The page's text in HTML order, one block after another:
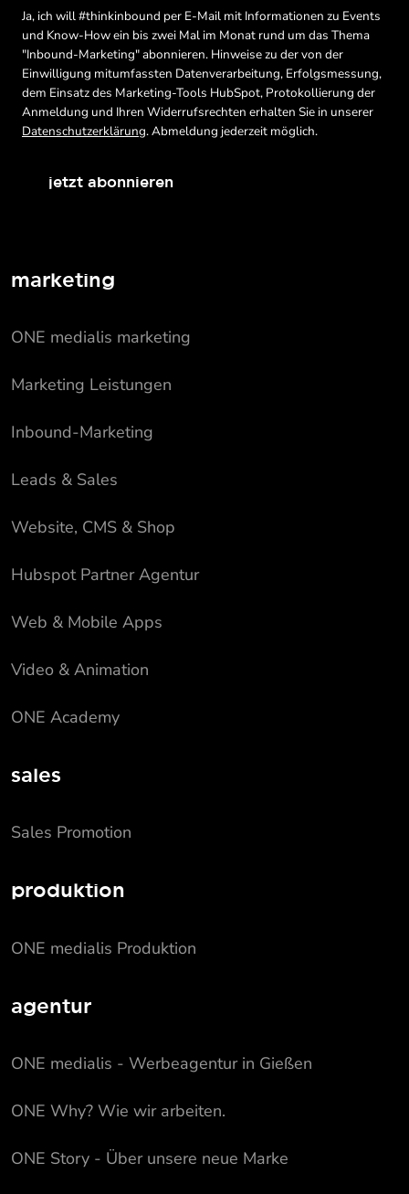
Ja, ich will #thinkinbound per E-Mail mit Informationen zu Events
und Know-How ein bis zwei Mal im Monat rund um das Thema
"Inbound-Marketing" abonnieren. Hinweise zu der von der
Einwilligung mitumfassten Datenverarbeitung, Erfolgsmessung,
dem Einsatz des Marketing-Tools HubSpot, Protokollierung der
Anmeldung und Ihren Widerrufsrechten erhalten Sie in unserer
Datenschutzerklärung. Abmeldung jederzeit möglich.
jetzt abonnieren
marketing
ONE medialis marketing
Marketing Leistungen
Inbound-Marketing
Leads & Sales
Website, CMS & Shop
Hubspot Partner Agentur
Web & Mobile Apps
Video & Animation
ONE Academy
sales
Sales Promotion
produktion
ONE medialis Produktion
agentur
ONE medialis - Werbeagentur in Gießen
ONE Why? Wie wir arbeiten.
ONE Story - Über unsere neue Marke